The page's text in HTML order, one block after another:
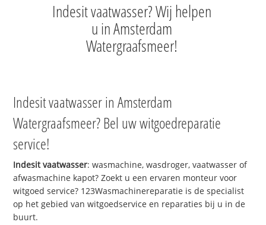
Indesit vaatwasser? Wij helpen
u in Amsterdam
Watergraafsmeer!
Indesit vaatwasser in Amsterdam
Watergraafsmeer? Bel uw witgoedreparatie
service!
Indesit vaatwasser: wasmachine, wasdroger, vaatwasser of
afwasmachine kapot? Zoekt u een ervaren monteur voor
witgoed service? 123Wasmachinereparatie is de specialist
op het gebied van witgoedservice en reparaties bij u in de
buurt.